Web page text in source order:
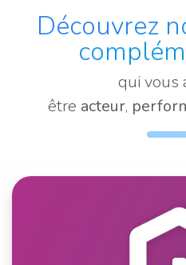
Découvrez
qui vous
être acteur,